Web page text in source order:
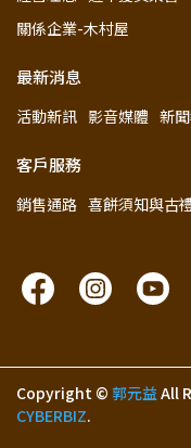
關係企業-木村屋
最新消息
活動新訊 影音媒體 新
客戶服務
銷售通路 喜餅須知與古
Copyright © 郭元益All
CYBERBIZ.